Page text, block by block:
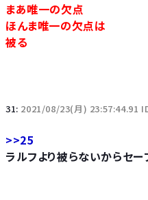
まあ唯一の欠点
ほんま唯一の欠点は
被る
31: 2021/08/23(月) 23:57:44.91
>>25
ラルフより被らないからセー